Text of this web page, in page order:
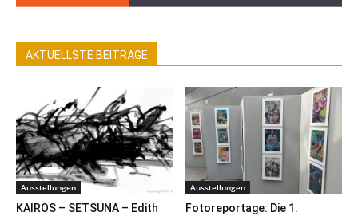
AKTUELLSTE BEITRÄGE
Ausstellungen
KAIROS – SETSUNA – Edith
Ausstellungen
Fotoreportage: Die 1.